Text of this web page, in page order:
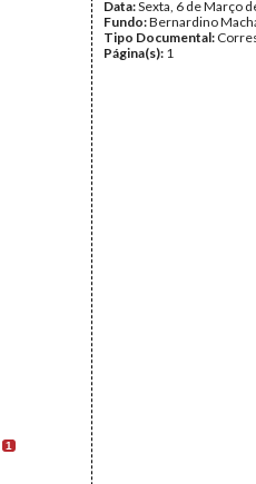
1
Data:Sexta, 6 de Março
Fundo:Bernardino
Tipo Documental:
Página(s): 1